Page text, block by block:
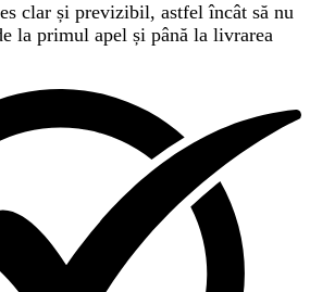
clar și previzibil, astfel încât să nu
la primul apel și până la livrarea